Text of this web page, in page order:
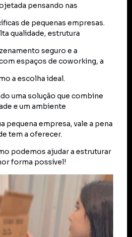
pensando nas
de pequenas empresas.
qualidade, estrutura
seguro e a
espaços de coworking, a
a escolha ideal.
uma solução que combine
e um ambiente
pequena empresa, vale a pena
tem a oferecer.
podemos ajudar a estruturar
forma possível!